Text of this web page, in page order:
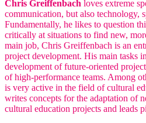
Chris Greiffenbach loves extreme
communication, but also technology,
Fundamentally, he likes to question
critically at situations to find new,
main job, Chris Greiffenbach is an
project development. His main tasks
development of future-oriented
of high-performance teams. Among
is very active in the field of cultural
writes concepts for the adaptation of
cultural education projects and leads